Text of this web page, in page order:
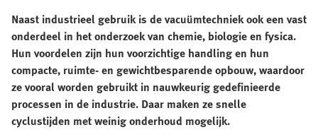
Naast industrieel gebruik is de vacuümtechniek ook een vast
onderdeel in het onderzoek van chemie, biologie en fysica.
Hun voordelen zijn hun voorzichtige handling en hun
compacte, ruimte- en gewichtbesparende opbouw, waardoor
ze vooral worden gebruikt in nauwkeurig gedefinieerde
processen in de industrie. Daar maken ze snelle
cyclustijden met weinig onderhoud mogelijk.